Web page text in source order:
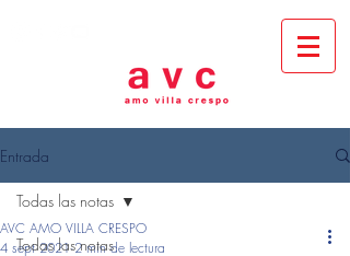
Entrada
Todas las notas
Todas las notas
AVC AMO VILLA CRESPO
4 sept 2021 2 min de lectura